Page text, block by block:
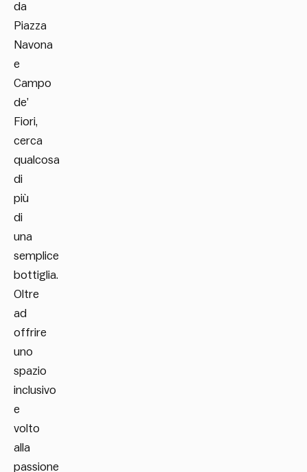
da
Piazza
Navona
e
Campo
de’
Fiori,
cerca
qualcosa
di
più
di
una
semplice
bottiglia.
Oltre
ad
offrire
uno
spazio
inclusivo
e
volto
alla
passione